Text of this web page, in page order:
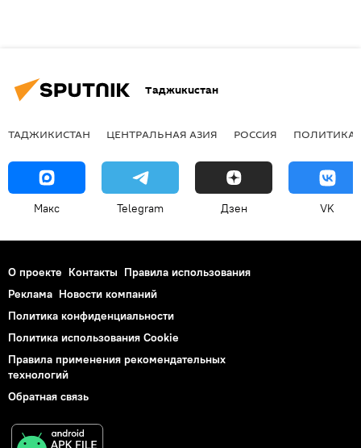
Таджикистан
ТАДЖИКИСТАН ЦЕНТРАЛЬНАЯ АЗИЯ РОССИЯ ПОЛИТИКА
Макс Telegram Дзен VK
О проекте Контакты Правила использования
Реклама Новости компаний
Политика конфиденциальности
Политика использования Cookie
Правила применения рекомендательных
технологий
Обратная связь